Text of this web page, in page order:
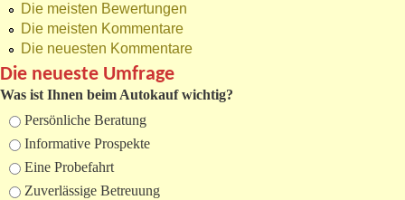
Die meisten Bewertungen
Die meisten Kommentare
Die neuesten Kommentare
Die neueste Umfrage
Was ist Ihnen beim Autokauf wichtig?
Auswahlmöglichkeiten
Persönliche Beratung
Informative Prospekte
Eine Probefahrt
Zuverlässige Betreuung